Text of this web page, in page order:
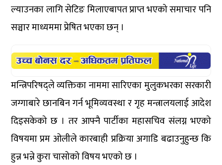
ल्याउनका लागि सेटिङ मिलाएबापत प्राप्त भएको समाचार पनि
सञ्चार माध्यममा प्रेषित भएका छन् ।
मन्त्रिपरिषद्ले व्यक्तिका नाममा सारिएका मुलुकभरका सरकारी
जग्गाबारे छानबिन गर्न भूमिव्यवस्था र गृह मन्त्रालयलाई आदेश
दिइसकेको छ । तर आफ्नै पार्टीका महासचिव संलग्न भएको
विषयमा प्रम ओलीले कारबाही प्रक्रिया अगाडि बढाउनुहुन्छ कि
हुन्न भन्ने कुरा चासोको विषय भएको छ ।